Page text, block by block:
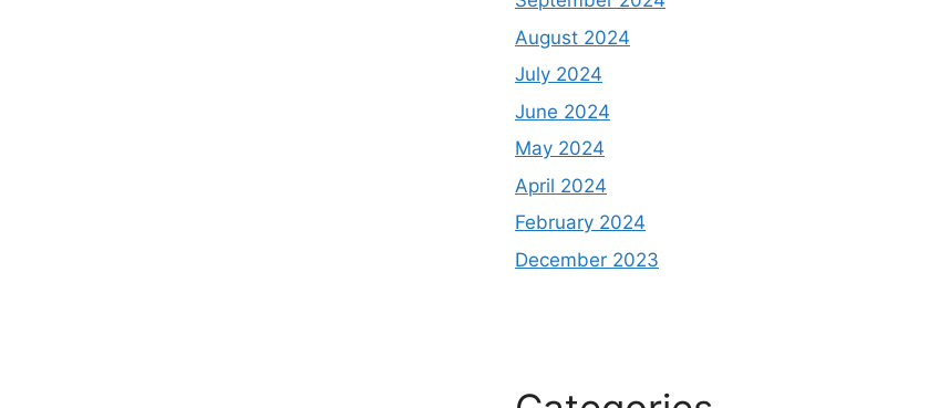
August 2024
July 2024
June 2024
May 2024
April 2024
February 2024
December 2023